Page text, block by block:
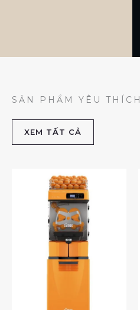
SẢN PHẨM YÊU THÍCH
XEM TẤT CẢ